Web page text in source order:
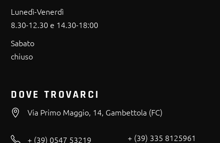
Lunedì-Venerdì
8.30-12.30 e 14.30-18:00
Sabato
chiuso
DOVE TROVARCI
Via Primo Maggio, 14, Gambettola (FC)
+ (39) 0547 53219 + (39) 335 8125961